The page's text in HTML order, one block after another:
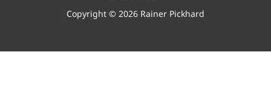
Copyright © 2026 Rainer Pickhard